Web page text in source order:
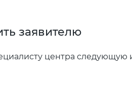
заявителю
центра